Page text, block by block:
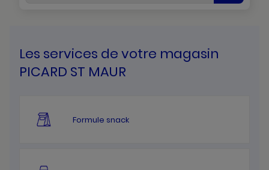
Les services de votre magasin
PICARD ST MAUR
Formule snack